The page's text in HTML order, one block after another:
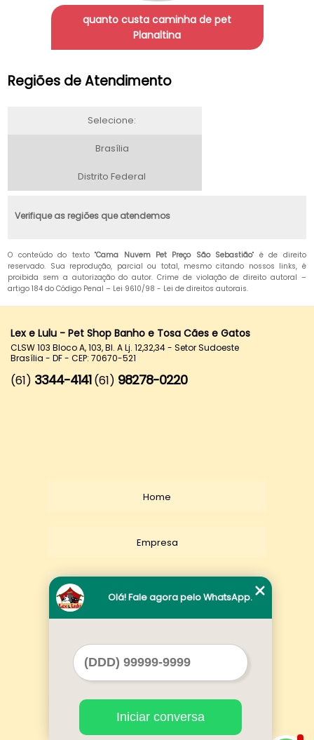
quanto custa caminha de pet
Planaltina
Regiões de Atendimento
Selecione:
Brasília
Distrito Federal
Verifique as regiões que atendemos
O conteúdo do texto "Cama Nuvem Pet Preço São Sebastião" é de direito
reservado. Sua reprodução, parcial ou total, mesmo citando nossos links, é
proibida sem a autorização do autor. Crime de violação de direito autoral –
artigo 184 do Código Penal – Lei 9610/98 - Lei de direitos autorais.
Lex e Lulu - Pet Shop Banho e Tosa Cães e Gatos
CLSW 103 Bloco A, 103, Bl. A Lj. 12,32,34 - Setor Sudoeste
Brasília - DF - CEP: 70670-521
(61) 3344-4141 (61) 98278-0220
Home
Empresa
Contato
Mapa do site
Olá! Fale agora pelo WhatsApp.
Iniciar conversa